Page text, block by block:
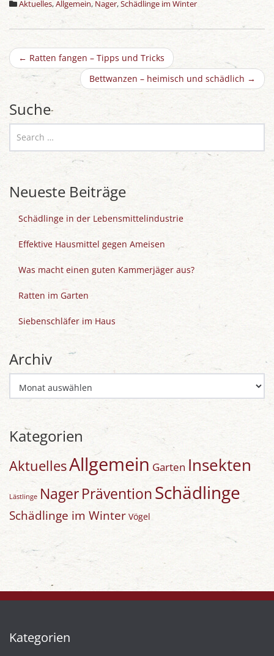
Aktuelles,Allgemein, Nager,Schädlinge im Winter
← Ratten fangen – Tipps und Tricks
Bettwanzen – heimisch und schädlich →
Suche
Neueste Beiträge
Schädlinge in der Lebensmittelindustrie
Effektive Hausmittel gegen Ameisen
Was macht einen guten Kammerjäger aus?
Ratten im Garten
Siebenschläfer im Haus
Archiv
Kategorien
AktuellesAllgemein Garten Insekten
Lästlinge NagerPräventionSchädlinge
Schädlinge im Winter Vögel
Kategorien